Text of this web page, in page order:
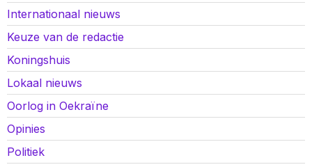
Internationaal nieuws
Keuze van de redactie
Koningshuis
Lokaal nieuws
Oorlog in Oekraïne
Opinies
Politiek